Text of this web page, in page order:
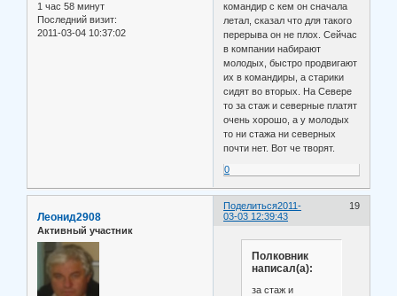
1 час 58 минут
Последний визит:
2011-03-04 10:37:02
командир с кем он сначала
летал, сказал что для такого
перерыва он не плох. Сейчас
в компании набирают
молодых, быстро продвигают
их в командиры, а старики
сидят во вторых. На Севере
то за стаж и северные платят
очень хорошо, а у молодых
то ни стажа ни северных
почти нет. Вот че творят.
0
Поделиться 19
2011-
03-03 12:39:43
Леонид2908
Активный участник
Полковник
написал(а):
за стаж и